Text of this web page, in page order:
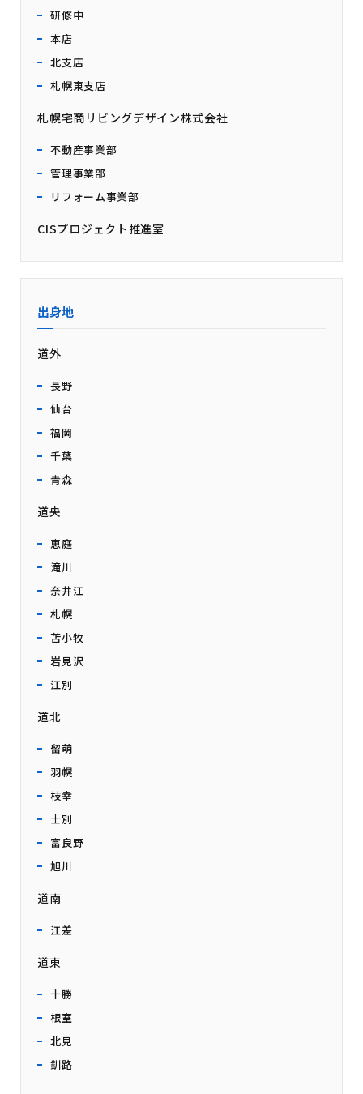
研修中
本店
北支店
札幌東支店
札幌宅商リビングデザイン株式会社
不動産事業部
管理事業部
リフォーム事業部
CISプロジェクト推進室
出身地
道外
長野
仙台
福岡
千葉
青森
道央
恵庭
滝川
奈井江
札幌
苫小牧
岩見沢
江別
道北
留萌
羽幌
枝幸
士別
富良野
旭川
道南
江差
道東
十勝
根室
北見
釧路